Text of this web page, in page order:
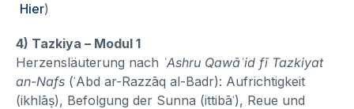
Hier)
4) Tazkiya – Modul 1
Herzensläuterung nach ʿAshru Qawāʿid fī Tazkiyat
an-Nafs (ʿAbd ar-Razzāq al-Badr): Aufrichtigkeit
(ikhlāṣ), Befolgung der Sunna (ittibāʿ), Reue und